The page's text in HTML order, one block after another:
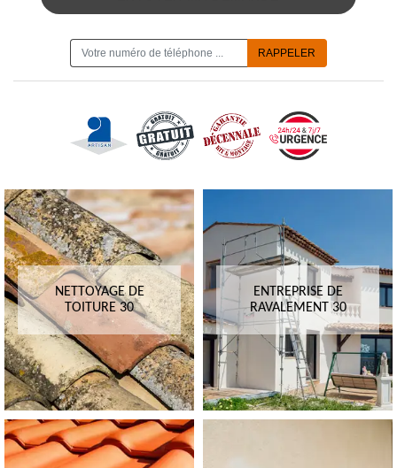
NETTOYAGE DE
TOITURE 30
ENTREPRISE DE
RAVALEMENT 30